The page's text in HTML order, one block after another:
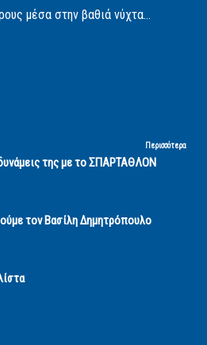
μέσα στην βαθιά νύχτα...
Περισσότερα
της με το ΣΠΑΡΤΑΘΛΟΝ
τον Βασίλη Δημητρόπουλο